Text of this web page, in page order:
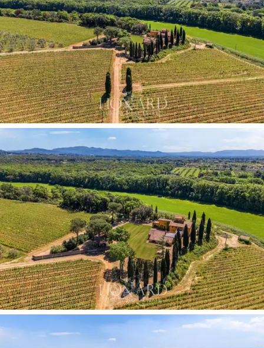
Cabernet Sauvignon, Petit Verdot i Roussanne.
Główna willa z wieżąstanowi element
architektoniczny, który najlepiej definiuje i reprezentuje
cały kompleks. Na parterze znajduje się salon,
przedsionek, kuchnia, sypialnia oraz łazienka z
prysznicem. Na pierwszym piętrze, w prawym skrzydle,
znajdują się dwie sypialnie z łazienkami i prywatnym
tarasem; w lewym skrzydle znajduje się
apartament
składający się z sypialni, salonu i łazienki z
dostępem do tarasu na wieży– jednego z
najpiękniejszych widoków na terenie posiadłości. Duplex
w tylnym skrzydle oferuje dwie sypialnie z łazienkami i
prywatny taras, stanowiąc w pełni autonomiczną
jednostkę. Układ na pierwszym piętrze pozwala, w razie
potrzeby, na stworzeniedwóch niezależnych
apartamentówzamiast obecnego układu
jednorodzinnego. Willę uzupełniajądwa aneksy:
pierwszy z dwiema sypialniami, kuchnią, salonem,
łazienką i tarasem; drugi z dwiema sypialniami, kuchnią i
tarasem.